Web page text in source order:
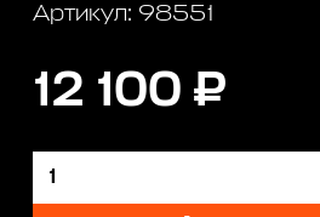
Артикул: 98551
12 100 ₽